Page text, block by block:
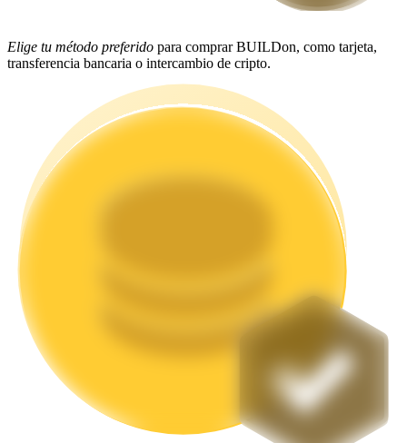
Alta rentabilidad y acceso instantáneo
Elige tu método preferido para comprar BUILDon, como tarjeta,
transferencia bancaria o intercambio de cripto.